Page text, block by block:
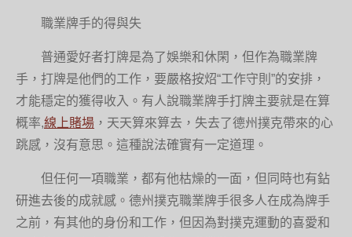
職業牌手的得與失
普通愛好者打牌是為了娛樂和休閑，但作為職業牌
手，打牌是他們的工作，要嚴格按炤“工作守則”的安排，
才能穩定的獲得收入。有人說職業牌手打牌主要就是在算
概率,線上賭場 ，天天算來算去，失去了德州撲克帶來的心
跳感，沒有意思。這種說法確實有一定道理。
但任何一項職業，都有他枯燥的一面，但同時也有鉆
研進去後的成就感。德州撲克職業牌手很多人在成為牌手
之前，有其他的身份和工作，但因為對撲克運動的喜愛和